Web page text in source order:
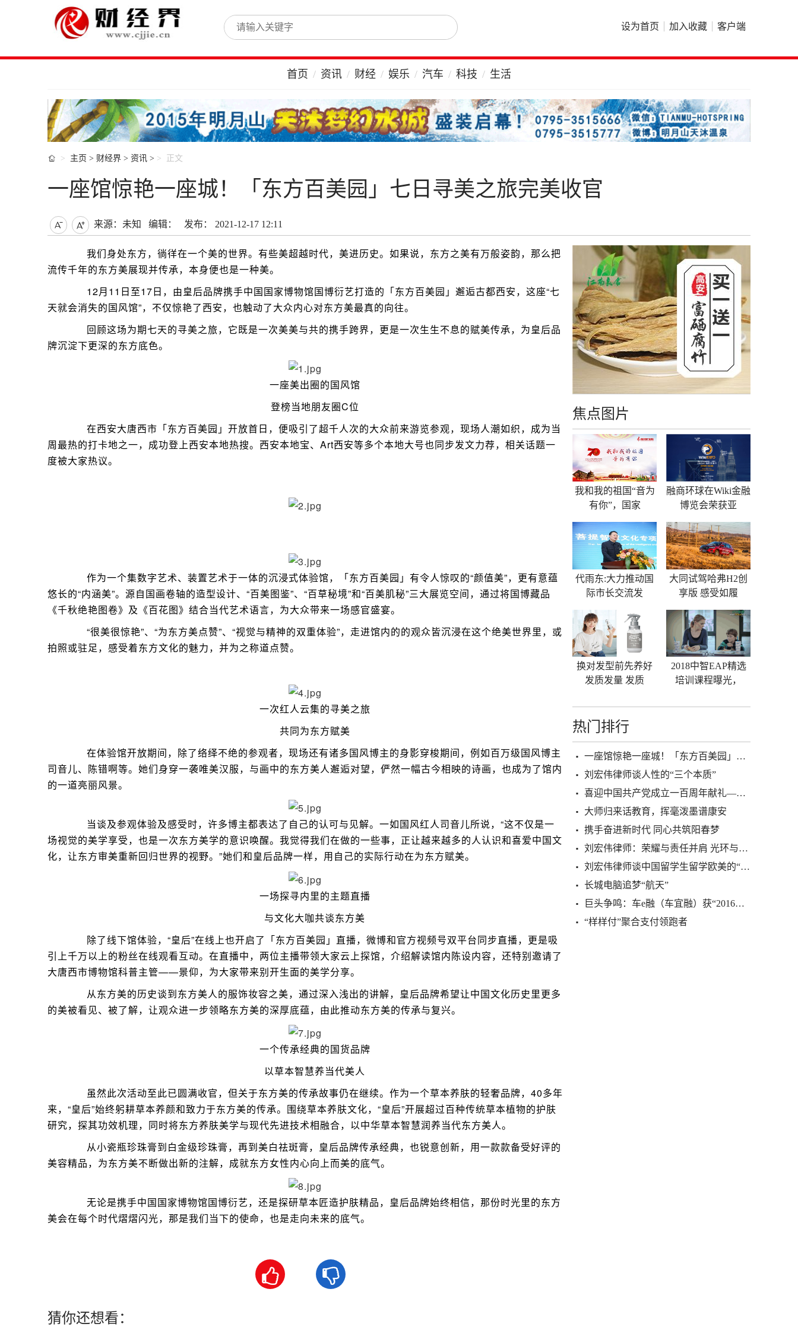
设为首页 加入收藏 客户端
首页 资讯 财经 娱乐 汽车 科技 生活
 主页 > 财经界 > 资讯 > 正文
一座馆惊艳一座城！「东方百美园」七日寻美之旅完美收官
  来源：未知 编辑： 发布： 2021-12-17 12:11
我们身处东方，徜徉在一个美的世界。有些美超越时代，美进历史。如果说，东方之美有万般姿韵，那么把
流传千年的东方美展现并传承，本身便也是一种美。
12月11日至17日，由皇后品牌携手中国国家博物馆国博衍艺打造的「东方百美园」邂逅古都西安，这座“七
天就会消失的国风馆”，不仅惊艳了西安，也触动了大众内心对东方美最真的向往。
回顾这场为期七天的寻美之旅，它既是一次美美与共的携手跨界，更是一次生生不息的赋美传承，为皇后品
牌沉淀下更深的东方底色。
一座美出圈的国风馆
登榜当地朋友圈C位
在西安大唐西市「东方百美园」开放首日，便吸引了超千人次的大众前来游览参观，现场人潮如织，成为当
周最热的打卡地之一，成功登上西安本地热搜。西安本地宝、Art西安等多个本地大号也同步发文力荐，相关话题一
度被大家热议。
作为一个集数字艺术、装置艺术于一体的沉浸式体验馆，「东方百美园」有令人惊叹的“颜值美”，更有意蕴
悠长的“内涵美”。源自国画卷轴的造型设计、“百美图鉴”、“百草秘境”和“百美肌秘”三大展览空间，通过将国博藏品
《千秋绝艳图卷》及《百花图》结合当代艺术语言，为大众带来一场感官盛宴。
“很美很惊艳”、“为东方美点赞”、“视觉与精神的双重体验”，走进馆内的的观众皆沉浸在这个绝美世界里，或
拍照或驻足，感受着东方文化的魅力，并为之称道点赞。
一次红人云集的寻美之旅
共同为东方赋美
在体验馆开放期间，除了络绎不绝的参观者，现场还有诸多国风博主的身影穿梭期间，例如百万级国风博主
司音儿、陈错啊等。她们身穿一袭唯美汉服，与画中的东方美人邂逅对望，俨然一幅古今相映的诗画，也成为了馆内
的一道亮丽风景。
当谈及参观体验及感受时，许多博主都表达了自己的认可与见解。一如国风红人司音儿所说，“这不仅是一
场视觉的美学享受，也是一次东方美学的意识唤醒。我觉得我们在做的一些事，正让越来越多的人认识和喜爱中国文
化，让东方审美重新回归世界的视野。”她们和皇后品牌一样，用自己的实际行动在为东方赋美。
一场探寻内里的主题直播
与文化大咖共谈东方美
除了线下馆体验，“皇后”在线上也开启了「东方百美园」直播，微博和官方视频号双平台同步直播，更是吸
引上千万以上的粉丝在线观看互动。在直播中，两位主播带领大家云上探馆，介绍解读馆内陈设内容，还特别邀请了
大唐西市博物馆科普主管——景仰，为大家带来别开生面的美学分享。
从东方美的历史谈到东方美人的服饰妆容之美，通过深入浅出的讲解，皇后品牌希望让中国文化历史里更多
的美被看见、被了解，让观众进一步领略东方美的深厚底蕴，由此推动东方美的传承与复兴。
一个传承经典的国货品牌
以草本智慧养当代美人
虽然此次活动至此已圆满收官，但关于东方美的传承故事仍在继续。作为一个草本养肤的轻奢品牌，40多年
来，“皇后”始终躬耕草本养颜和致力于东方美的传承。围绕草本养肤文化，“皇后”开展超过百种传统草本植物的护肤
研究，探其功效机理，同时将东方养肤美学与现代先进技术相融合，以中华草本智慧润养当代东方美人。
从小瓷瓶珍珠膏到白金级珍珠膏，再到美白祛斑膏，皇后品牌传承经典，也锐意创新，用一款款备受好评的
美容精品，为东方美不断做出新的注解，成就东方女性内心向上而美的底气。
无论是携手中国国家博物馆国博衍艺，还是探研草本匠造护肤精品，皇后品牌始终相信，那份时光里的东方
美会在每个时代熠熠闪光，那是我们当下的使命，也是走向未来的底气。
 
猜你还想看：
焦点图片
我和我的祖国“音为
有你”，国家
融商环球在Wiki金融
博览会荣获亚
代雨东:大力推动国
际市长交流发
大同试驾哈弗H2创
享版 感受如履
换对发型前先养好
发质发量 发质
2018中智EAP精选
培训课程曝光，
热门排行
一座馆惊艳一座城！「东方百美园」七日寻美之旅
刘宏伟律师谈人性的“三个本质”
喜迎中国共产党成立一百周年献礼——初心如磐
大师归来话教育，挥毫泼墨谱康安
携手奋进新时代 同心共筑阳春梦
刘宏伟律师：荣耀与责任并肩 光环与汗珠辉映
刘宏伟律师谈中国留学生留学欧美的“三个问题”
长城电脑追梦“航天”
巨头争鸣：车e融（车宜融）获“2016年度优秀品
“样样付”聚合支付领跑者